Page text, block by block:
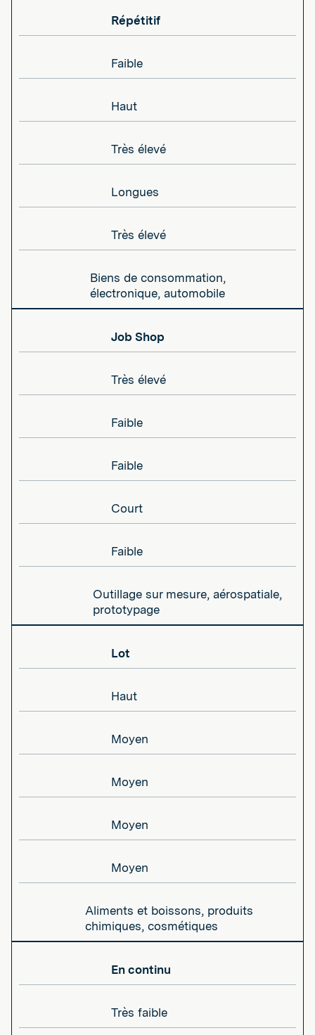
Répétitif
Faible
Haut
Très élevé
Longues
Très élevé
Biens de consommation,
électronique, automobile
Job Shop
Très élevé
Faible
Faible
Court
Faible
Outillage sur mesure, aérospatiale,
prototypage
Lot
Haut
Moyen
Moyen
Moyen
Moyen
Aliments et boissons, produits
chimiques, cosmétiques
En continu
Très faible